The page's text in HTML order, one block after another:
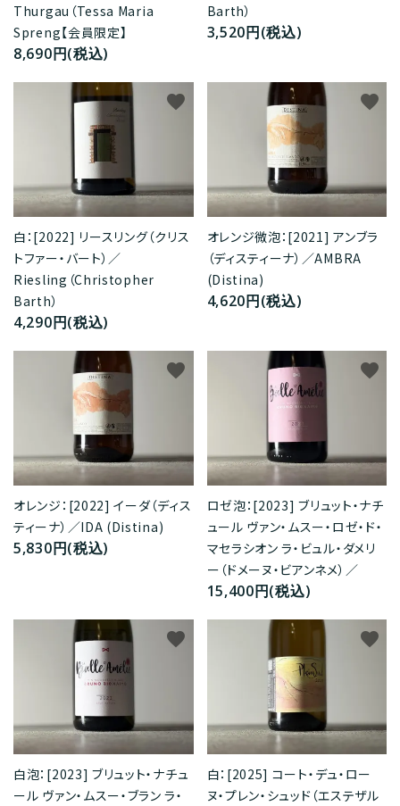
Thurgau（Tessa Maria
Spreng【会員限定】
8,690円(税込)
Barth）
3,520円(税込)
白：[2022] リースリング（クリス
トファー・バート）／
Riesling（Christopher
Barth）
4,290円(税込)
favorite
オレンジ微泡：[2021] アンブラ
（ディスティーナ）／AMBRA
(Distina)
4,620円(税込)
favorite
オレンジ：[2022] イーダ（ディス
ティーナ）／IDA (Distina)
5,830円(税込)
favorite
ロゼ泡：[2023] ブリュット・ナチ
ュール ヴァン・ムスー・ロゼ・ド・
マセラシオン ラ・ビュル・ダメリ
ー（ドメーヌ・ビアンネメ）／
15,400円(税込)
favorite
白泡：[2023] ブリュット・ナチュ
ール ヴァン・ムスー・ブラン ラ・
favorite
白：[2025] コート・デュ・ロー
ヌ・プレン・シュッド（エステザル
favorite